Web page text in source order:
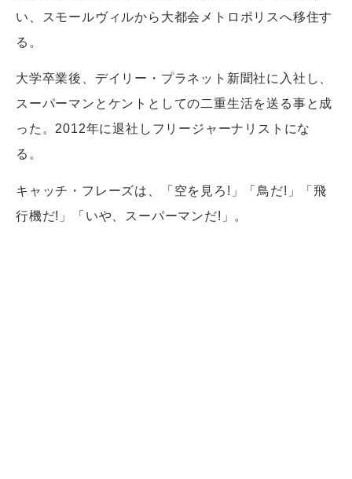
い、スモールヴィルから大都会メトロポリスへ移住す
る。
大学卒業後、デイリー・プラネット新聞社に入社し、
スーパーマンとケントとしての二重生活を送る事と成
った。2012年に退社しフリージャーナリストにな
る。
キャッチ・フレーズは、「空を見ろ!」「鳥だ!」「飛
行機だ!」「いや、スーパーマンだ!」。